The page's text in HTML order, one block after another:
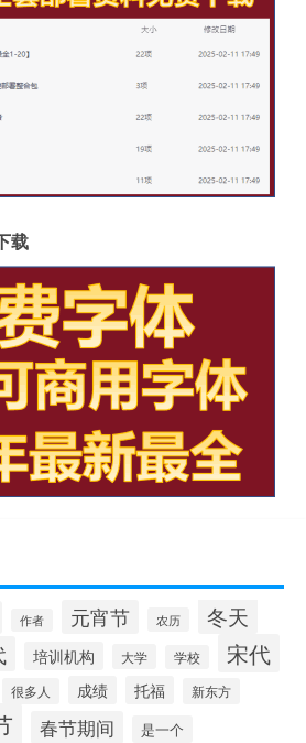
载
作者 元宵节 农历 冬天
培训机构 大学 学校 宋代
很多人 成绩 托福 新东方
春节期间 是一个